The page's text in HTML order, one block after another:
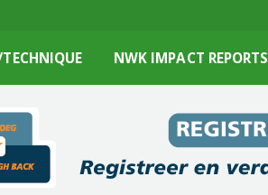
NWK IMPACT REPORTS